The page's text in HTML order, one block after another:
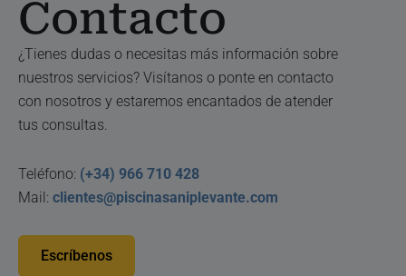
Contacto
¿Tienes dudas o necesitas más información sobre
nuestros servicios? Visítanos o ponte en contacto
con nosotros y estaremos encantados de atender
tus consultas.
Teléfono: (+34) 966 710 428
Mail: clientes@piscinasaniplevante.com
Escríbenos